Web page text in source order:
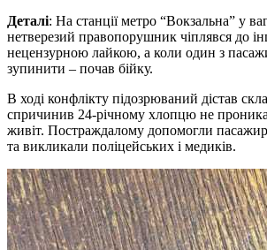
Деталі: На станції метро “Вокзальна” у
нетверезий правопорушник чіплявся до
нецензурною лайкою, а коли один з
зупинити – почав бійку.
В ході конфлікту підозрюваний дістав
спричинив 24-річному хлопцю не
живіт. Постраждалому допомогли
та викликали поліцейських і медиків.